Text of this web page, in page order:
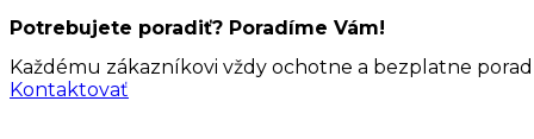
Potrebujete poradiť? Poradíme Vám!
Každému zákazníkovi vždy ochotne a bezplatne
Kontaktovať